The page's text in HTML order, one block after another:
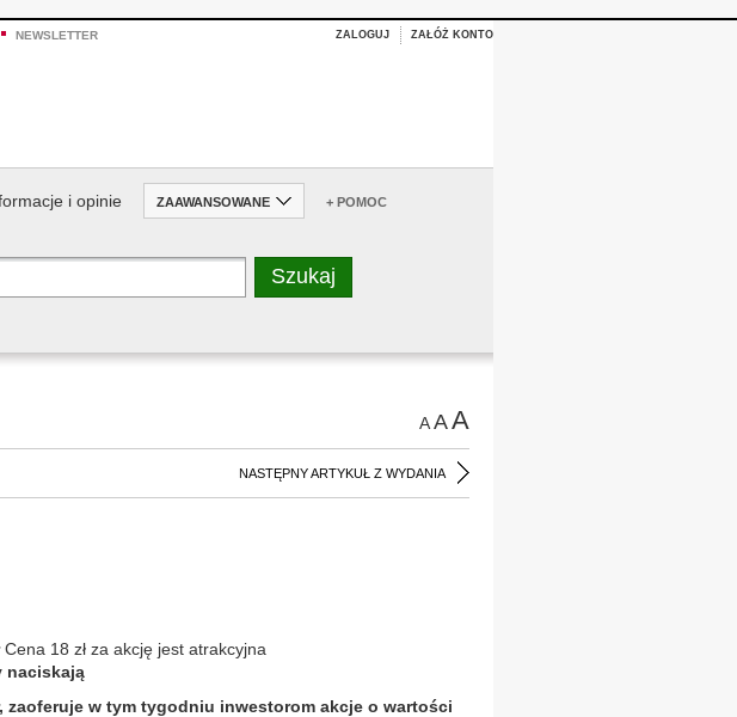
NEWSLETTER ZALOGUJ ZAŁÓŻ KONTO
i opinie ZAAWANSOWANE + POMOC
AAA
NASTĘPNY ARTYKUŁ Z WYDANIA
Cena 18 zł za akcję jest atrakcyjna
naciskają
zaoferuje w tym tygodniu inwestorom akcje o wartości